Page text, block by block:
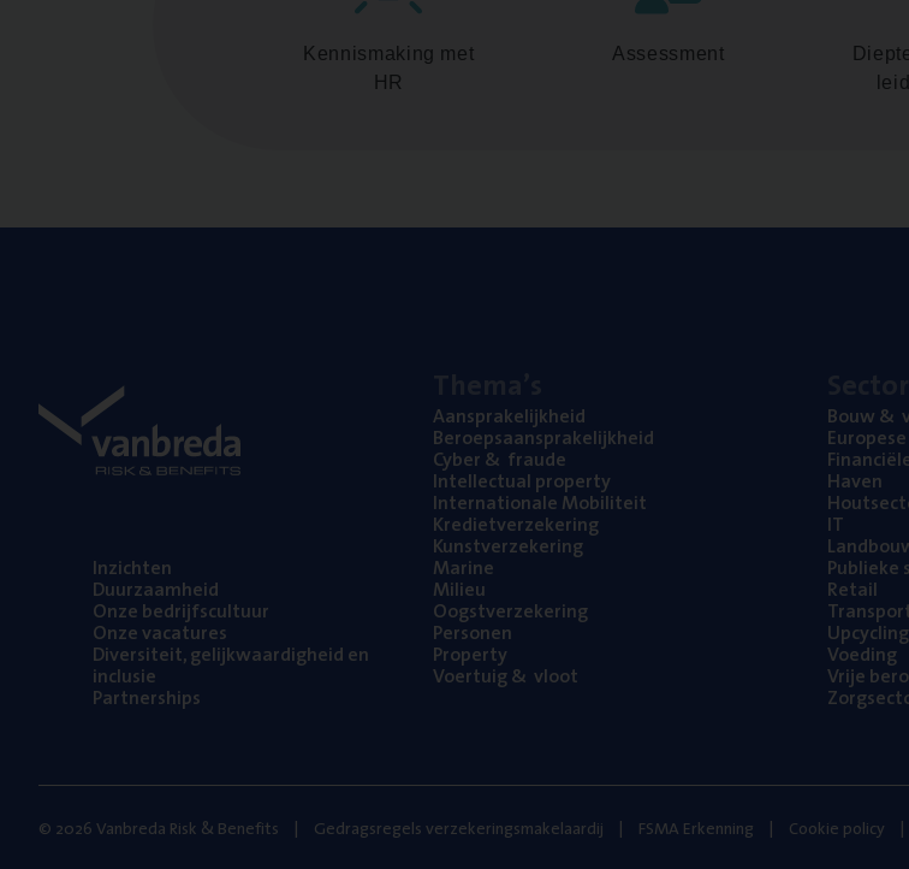
Kennismaking met
HR
Assessment
Inzich­ten
Duur­zaam­heid
Onze bedrijfs­cul­tuur
Onze vaca­tu­res
Diver­si­teit, gelijk­waar­dig­heid en
inclusie
Part­ner­ships
Aan­spra­ke­lijk­heid
Beroeps­aan­spra­ke­lijk­heid
Cyber& fraude
Intel­lec­tu­al property
Inter­na­ti­o­na­le Mobiliteit
Kre­diet­ver­ze­ke­ring
Kunst­ver­ze­ke­ring
Mari­ne
Mili­eu
Oogst­ver­ze­ke­ring
Per­so­nen
Pro­per­ty
Voer­tuig& vloot
Bouw&
Haven
IT
Publie­ke
Retail
Upcy­cling
Voe­ding
Vrije
© 2026 Vanbreda Risk & Benefits Gedragsregels verzekeringsmakelaardij FSMA Erkenning Cookie policy